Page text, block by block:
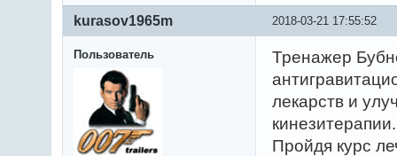
2018-03-21 17:55:52
kurasov1965m
Пользователь
Тренажер
лекарств и
кинезитерапии.
Пройдя курс